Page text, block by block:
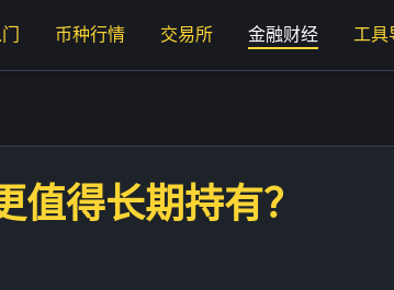
币种行情 交易所 金融财经 工具
得长期持有？